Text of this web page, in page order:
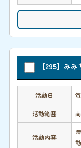
【295】み
活動日
活動範囲
活動内容